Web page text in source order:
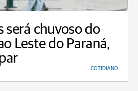
será chuvoso do
Leste do Paraná,
COTIDIANO